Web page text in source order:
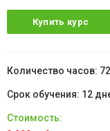
Купить курс
72
12